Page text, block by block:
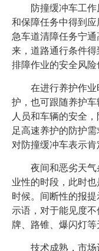
防撞缓冲车工作
和保障任务中得到
急车道清障任务宁
来，道路通行条件
排障作业的安全风险
在进行养护作业
护，也可跟随养护
人员和车辆的安全
足高速养护的防护
对防撞缓冲车表示肯
夜间和恶劣天气
业性的时段，此时
时候。间断性的报
示语，对于能见度
牌、路锥、爆闪灯等
技术成熟，市场